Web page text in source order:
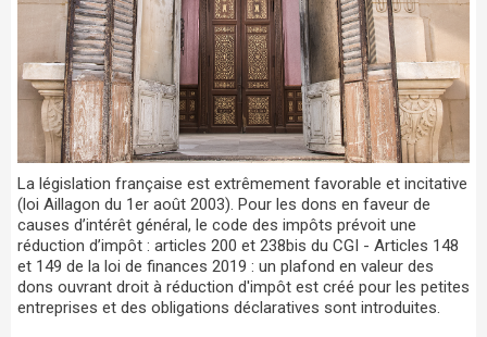
La législation française est extrêmement favorable et incitative
(loi Aillagon du 1er août 2003). Pour les dons en faveur de
causes d’intérêt général, le code des impôts prévoit une
réduction d’impôt : articles 200 et 238bis du CGI - Articles 148
et 149 de la loi de finances 2019 : un plafond en valeur des
dons ouvrant droit à réduction d'impôt est créé pour les petites
entreprises et des obligations déclaratives sont introduites.